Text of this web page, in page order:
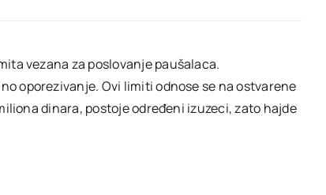
vezana za poslovanje paušalaca.
oporezivanje. Ovi limiti odnose se na ostvarene
dinara, postoje određeni izuzeci, zato hajde